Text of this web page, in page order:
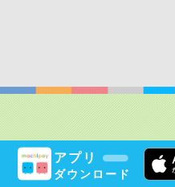
アプリ
ダウンロード